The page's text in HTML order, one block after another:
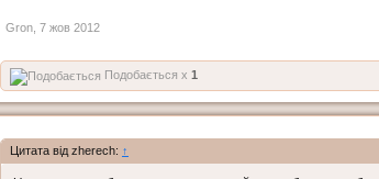
Gron 7 жов 2012
Подобається x 1
Цитата від zherech: ↑